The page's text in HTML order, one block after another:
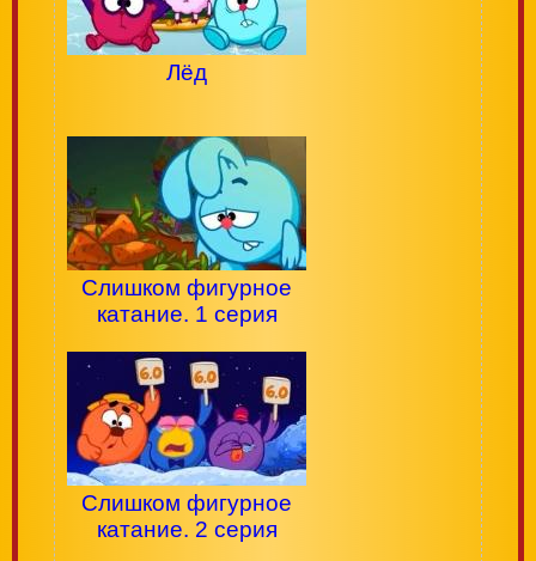
Лёд
Слишком фигурное
катание. 1 серия
Слишком фигурное
катание. 2 серия